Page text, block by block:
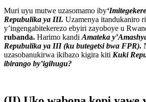
Muri uyu mutwe uzasomamo iby
Repubulika ya III. Uzamenya itandukaniro
y’ingengabitekerezo ebyiri zayoboye u
rubanda. Harimo kandi Amateka
Repubulika ya III (ku butegetsi bwa FPR).
uzasobanukirwa ikibazo kigira kiti Kuki
ibirango by’igihugu?